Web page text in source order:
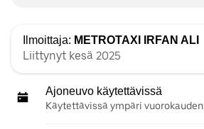
Ilmoittaja: METROTAXI IRFAN ALI
Liittynyt kesä 2025
Ajoneuvo käytettävissä
Käytettävissä ympäri vuorokauden